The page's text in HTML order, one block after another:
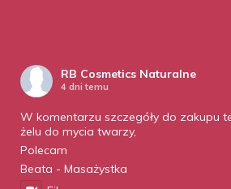
RB Cosmetics Naturalne
4 dni temu
W komentarzu szczegóły do zakupu
żelu do mycia twarzy,
Polecam
Beata - Masażystka